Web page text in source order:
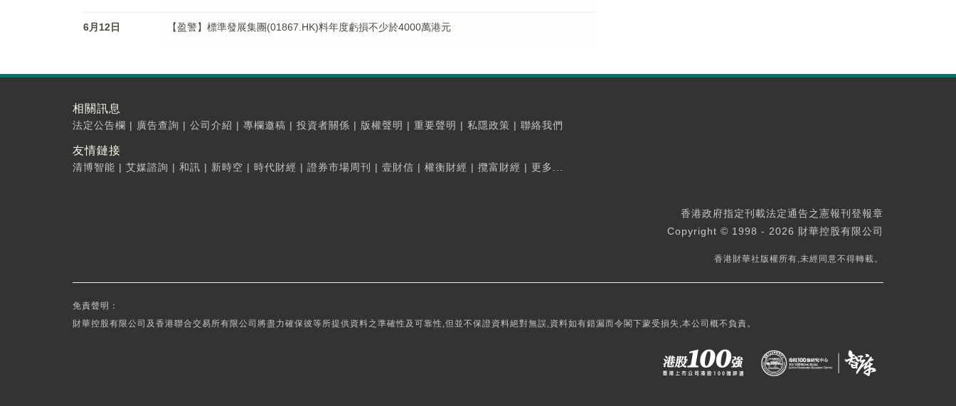
6月12日 【盈警】標準發展集團(01867.HK)料年度虧損不少於4000萬港元
相關訊息
法定公告欄 | 廣告查詢 | 公司介紹 | 專欄邀稿 | 投資者關係 | 版權聲明 | 重要聲明 | 私隱政策 | 聯絡我們
友情鏈接
清博智能 | 艾媒諮詢 | 和訊 | 新時空 | 時代財經 | 證券市場周刊 | 壹財信 | 權衡財經 | 攬富財經 | 更多...
香港政府指定刊載法定通告之憲報刊登報章
Copyright © 1998 - 2026 財華控股有限公司
香港財華社版權所有,未經同意不得轉載。
免責聲明：
財華控股有限公司及香港聯合交易所有限公司將盡力確保彼等所提供資料之準確性及可靠性,但並不保證資料絕對無誤,資料如有錯漏而令閣下蒙受損失,本公司概不負責。